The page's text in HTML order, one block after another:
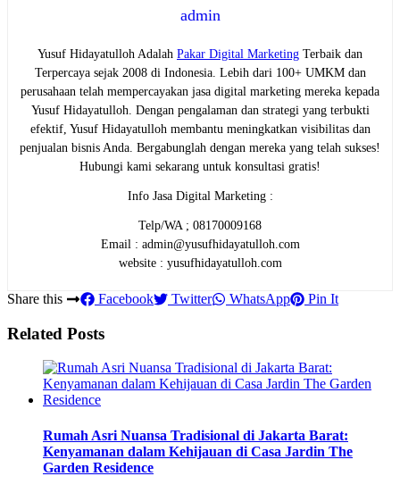
admin
Yusuf Hidayatulloh Adalah Pakar Digital Marketing Terbaik dan
Terpercaya sejak 2008 di Indonesia. Lebih dari 100+ UMKM dan
perusahaan telah mempercayakan jasa digital marketing mereka kepada
Yusuf Hidayatulloh. Dengan pengalaman dan strategi yang terbukti
efektif, Yusuf Hidayatulloh membantu meningkatkan visibilitas dan
penjualan bisnis Anda. Bergabunglah dengan mereka yang telah sukses!
Hubungi kami sekarang untuk konsultasi gratis!
Info Jasa Digital Marketing :
Telp/WA ; 08170009168
Email : admin@yusufhidayatulloh.com
website : yusufhidayatulloh.com
Share this Facebook Twitter WhatsApp Pin It
Related Posts
Rumah Asri Nuansa Tradisional di Jakarta Barat:
Kenyamanan dalam Kehijauan di Casa Jardin The
Garden Residence